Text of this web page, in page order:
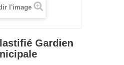
l'image
Gardien